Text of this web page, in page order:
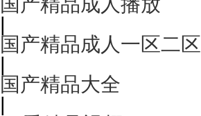
|
国产精品成人一区二区
|
国产精品大全
|